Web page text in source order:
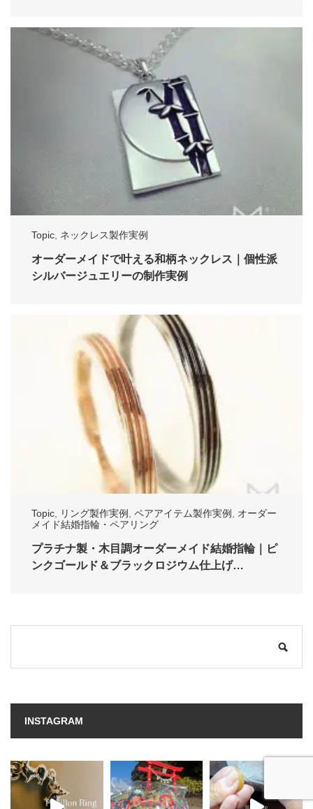
Topic ネックレス製作実例
オーダーメイドで叶える和柄ネックレス｜個性派
シルバージュエリーの制作実例
Topic リング製作実例 ペアアイテム製作実例
オーダー
メイド結婚指輪・ペアリング
プラチナ製・木目調オーダーメイド結婚指輪｜ピ
ンクゴールド＆ブラックロジウム仕上げ…
INSTAGRAM